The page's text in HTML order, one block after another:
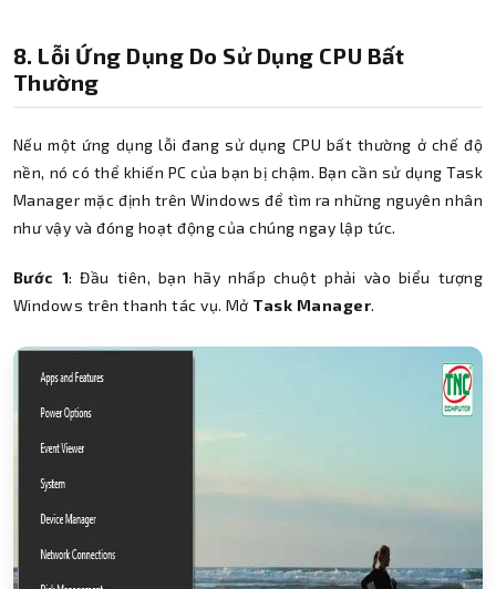
8. Lỗi Ứng Dụng Do Sử Dụng CPU Bất
Thường
Nếu một ứng dụng lỗi đang sử dụng CPU bất thường ở chế độ
nền, nó có thể khiến PC của bạn bị chậm. Bạn cần sử dụng Task
Manager mặc định trên Windows để tìm ra những nguyên nhân
như vậy và đóng hoạt động của chúng ngay lập tức.
Bước 1: Đầu tiên, bạn hãy nhấp chuột phải vào biểu tượng
Windows trên thanh tác vụ. Mở Task Manager.